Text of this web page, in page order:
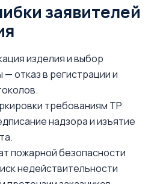
заявителей
изделия и выбор
отказ в регистрации и
требованиям ТР
надзора и изъятие
пожарной безопасности
недействительности